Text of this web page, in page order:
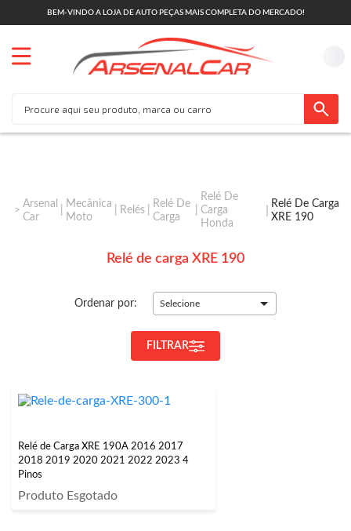
BEM-VINDO A LOJA DE AUTO PEÇAS MAIS COMPLETA DO MERCADO!
Arsenal
Car
Mecânica
Moto
Relés
Relé De
Carga
Relé De
Carga
Honda
Relé De Carga
XRE 190
Relé de carga XRE 190
Ordenar por: Selecione
FILTRAR
Relé de Carga XRE 190A 2016 2017
2018 2019 2020 2021 2022 2023 4
Pinos
Produto Esgotado